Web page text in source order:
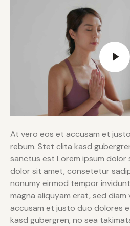
At vero eos et accusam et
rebum. Stet clita kasd
sanctus est Lorem ipsum dolor
dolor sit amet, consetetur
nonumy eirmod tempor
magna aliquyam erat, sed
accusam et justo duo dolores
kasd gubergren, no sea